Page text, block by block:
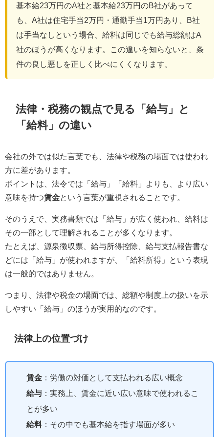
基本給23万円のA社と基本給23万円のB社があって
も、A社は住宅手当2万円・通勤手当1万円あり、B社
は手当なしという場合、給料は同じでも給与総額はA
社のほうが高くなります。この違いを知らないと、条
件の良し悪しを正しく比べにくくなります。
法律・税務の観点で見る「給与」と
「給料」の違い
会社の外では似た言葉でも、法律や税務の場面では使われ
方に差があります。
ポイントは、法令では「給与」「給料」よりも、より広い
意味を持つ賃金という言葉が重視されることです。
そのうえで、実務書類では「給与」が広く使われ、給料は
その一部として理解されることが多くなります。
たとえば、源泉徴収票、給与所得控除、給与支払報告書な
どには「給与」が使われますが、「給料所得」という表現
は一般的ではありません。
つまり、法律や税金の場面では、総額や制度上の扱いを示
しやすい「給与」のほうが実用的なのです。
法律上の位置づけ
賃金 ：労働の対価として支払われる広い概念
給与 ：実務上、賃金に近い広い意味で使われるこ
とが多い
給料：その中でも基本給を指す場面が多い